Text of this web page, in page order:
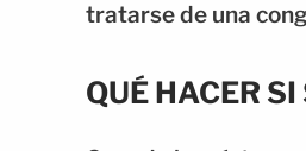
tratarse de una
QUÉ HACER